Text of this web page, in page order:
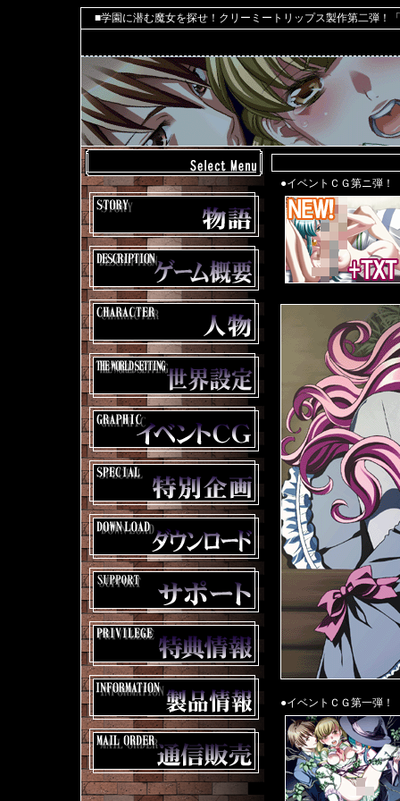
■学園に潜む魔女を探せ！クリーミートリップス製作第二弾！
●イベントＣＧ第ニ弾！
●イベントＣＧ第一弾！